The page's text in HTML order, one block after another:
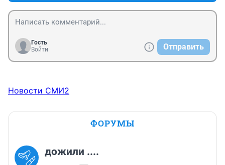
Гость
Войти
Отправить
Новости СМИ2
ФОРУМЫ
дожили ....